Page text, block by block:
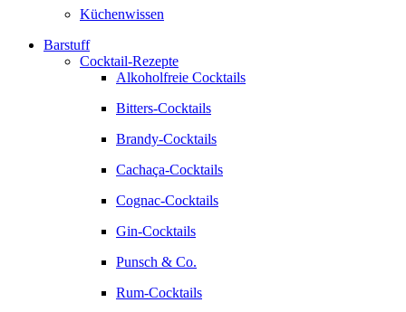
Küchenwissen
Barstuff
Cocktail-Rezepte
Alkoholfreie Cocktails
Bitters-Cocktails
Brandy-Cocktails
Cachaça-Cocktails
Cognac-Cocktails
Gin-Cocktails
Punsch & Co.
Rum-Cocktails